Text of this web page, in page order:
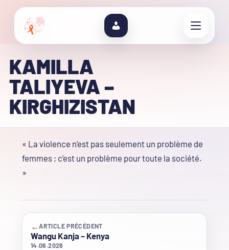
KAMILLA
TALIYEVA –
KIRGHIZISTAN
« La violence n’est pas seulement un problème de
femmes ; c’est un problème pour toute la société.
»
←ARTICLE PRÉCÉDENT
Wangu Kanja – Kenya
14.06.2026